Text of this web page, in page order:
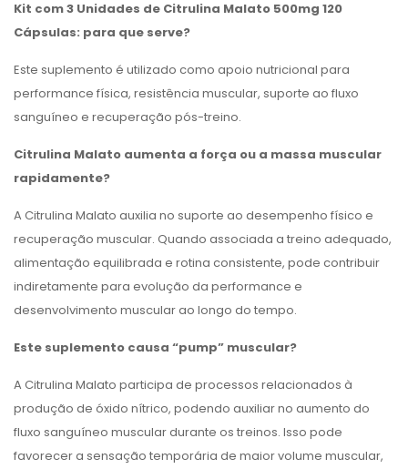
Kit com 3 Unidades de Citrulina Malato 500mg 120
Cápsulas: para que serve?
Este suplemento é utilizado como apoio nutricional para
performance física, resistência muscular, suporte ao fluxo
sanguíneo e recuperação pós-treino.
Citrulina Malato aumenta a força ou a massa muscular
rapidamente?
A Citrulina Malato auxilia no suporte ao desempenho físico e
recuperação muscular. Quando associada a treino adequado,
alimentação equilibrada e rotina consistente, pode contribuir
indiretamente para evolução da performance e
desenvolvimento muscular ao longo do tempo.
Este suplemento causa “pump” muscular?
A Citrulina Malato participa de processos relacionados à
produção de óxido nítrico, podendo auxiliar no aumento do
fluxo sanguíneo muscular durante os treinos. Isso pode
favorecer a sensação temporária de maior volume muscular,